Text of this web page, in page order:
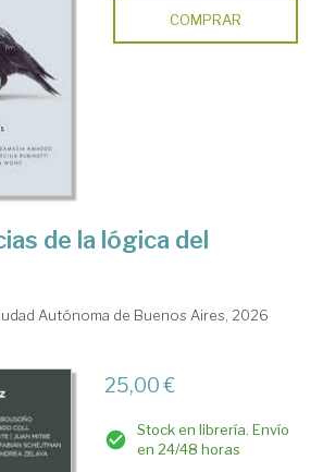
COMPRAR
de la lógica del
Autónoma de Buenos Aires, 2026
25,00 €
Stock en librería. Envío
en 24/48 horas